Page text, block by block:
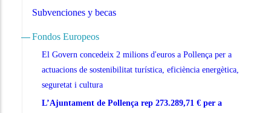
Subvenciones y becas
Fondos Europeos
El Govern concedeix 2 milions d'euros a Pollença per a
actuacions de sostenibilitat turística, eficiència energètica,
seguretat i cultura
L’Ajuntament de Pollença rep 273.289,71 € per a